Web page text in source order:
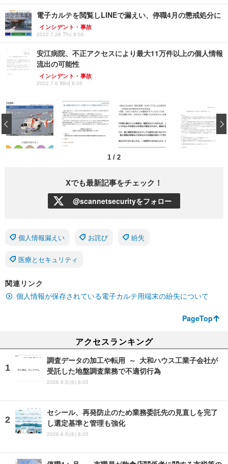
電子カルテを閲覧しLINEで漏えい、停職4月の懲戒処分に
インシデント・事故
2022.7.28 Thu 8:05
安江病院、不正アクセスにより最大11万件以上の個人情報
流出の可能性
インシデント・事故
2022.7.6 Wed 8:05
1 / 2
‹
Xでも最新記事をチェック！
@scannetsecurityをフォロー
個人情報漏えい お詫び 紛失
医療とセキュリティ
関連リンク
個人情報が保存されている電子カルテ用端末の紛失について
PageTop
アクセスランキング
調査データの加工や転用 ～ 大和ハウス工業子会社が
受託した地盤調査業務で不適切行為
2026.8.5(水) 8:05
セシール、再発防止のため業務委託先の見直しを完了
し選定基準と管理も強化
2026.8.5(水) 8:05